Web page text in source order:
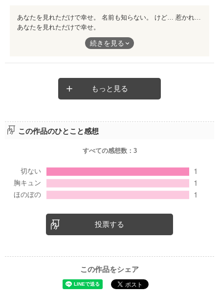
あなたを見れただけで幸せ。 名前も知らない。 けど… 惹かれていく―… 優しくて温かい雰囲気の作品です 是非読んでみてください(´∀｀＊
あなたを見れただけで幸せ。
優しくて温かい雰囲気の作品です
続きを見る
もっと見る
この作品のひとこと感想
すべての感想数： 3
投票する
この作品をシェア